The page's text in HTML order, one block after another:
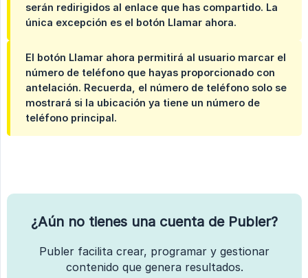
serán redirigidos al enlace que has compartido. La
única excepción es el botón Llamar ahora.
El botón Llamar ahora permitirá al usuario marcar el
número de teléfono que hayas proporcionado con
antelación. Recuerda, el número de teléfono solo se
mostrará si la ubicación ya tiene un número de
teléfono principal.
¿Aún no tienes una cuenta de Publer?
Publer facilita crear, programar y gestionar
contenido que genera resultados.